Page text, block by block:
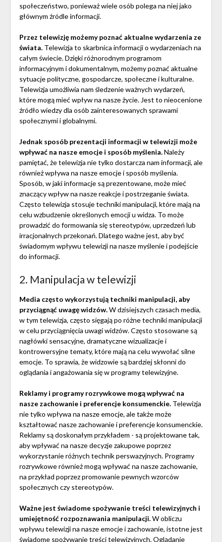
społeczeństwo, ponieważ wiele osób polega na niej jako
głównym źródle informacji.
Przez telewizję możemy poznać aktualne wydarzenia ze
świata.Telewizja to skarbnica informacji o wydarzeniach na
całym świecie. Dzięki różnorodnym programom
informacyjnym i dokumentalnym, możemy poznać aktualne
sytuacje polityczne, gospodarcze, społeczne i kulturalne.
Telewizja umożliwia nam śledzenie ważnych wydarzeń,
które mogą mieć wpływ na nasze życie. Jest to nieocenione
źródło wiedzy dla osób zainteresowanych sprawami
społecznymi i globalnymi.
Jednak sposób prezentacji informacji w telewizji może
wpływać na nasze emocje i sposób myślenia.Należy
pamiętać, że telewizja nie tylko dostarcza nam informacji, ale
również wpływa na nasze emocje i sposób myślenia.
Sposób, w jaki informacje są prezentowane, może mieć
znaczący wpływ na nasze reakcje i postrzeganie świata.
Często telewizja stosuje techniki manipulacji, które mają na
celu wzbudzenie określonych emocji u widza. To może
prowadzić do formowania się stereotypów, uprzedzeń lub
irracjonalnych przekonań. Dlatego ważne jest, aby być
świadomym wpływu telewizji na nasze myślenie i podejście
do informacji.
2. Manipulacja w telewizji
Media często wykorzystują techniki manipulacji, aby
przyciągnąć uwagę widzów.W dzisiejszych czasach media,
w tym telewizja, często sięgają po różne techniki manipulacji
w celu przyciągnięcia uwagi widzów. Często stosowane są
nagłówki sensacyjne, dramatyczne wizualizacje i
kontrowersyjne tematy, które mają na celu wywołać silne
emocje. To sprawia, że widzowie są bardziej skłonni do
oglądania i angażowania się w programy telewizyjne.
Reklamy i programy rozrywkowe mogą wpływać na
nasze zachowanie i preferencje konsumenckie.Telewizja
nie tylko wpływa na nasze emocje, ale także może
kształtować nasze zachowanie i preferencje konsumenckie.
Reklamy są doskonałym przykładem - są projektowane tak,
aby wpływać na nasze decyzje zakupowe poprzez
wykorzystanie różnych technik perswazyjnych. Programy
rozrywkowe również mogą wpływać na nasze zachowanie,
na przykład poprzez promowanie pewnych wzorców
społecznych czy stereotypów.
Ważne jest świadome spożywanie treści telewizyjnych i
umiejętność rozpoznawania manipulacji.W obliczu
wpływu telewizji na nasze emocje i zachowanie, istotne jest
świadome spożywanie treści telewizyjnych. Oglądanie